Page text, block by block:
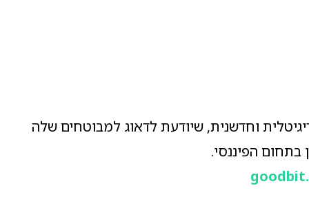
- סוכנות ביטוח דיגיטלית וחדשנית, שיודעת לדאוג למבוטחים שלה
בתחום הפיננסי.